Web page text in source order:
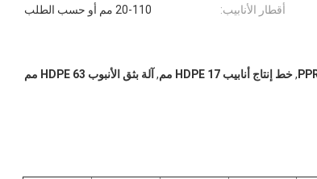
أقطار الأنابيب: 20-110 مم أو حسب الطلب
,خط إنتاج أنابيب HDPE 17 مم , آلة بثق الأنبوب HDPE 63 مم